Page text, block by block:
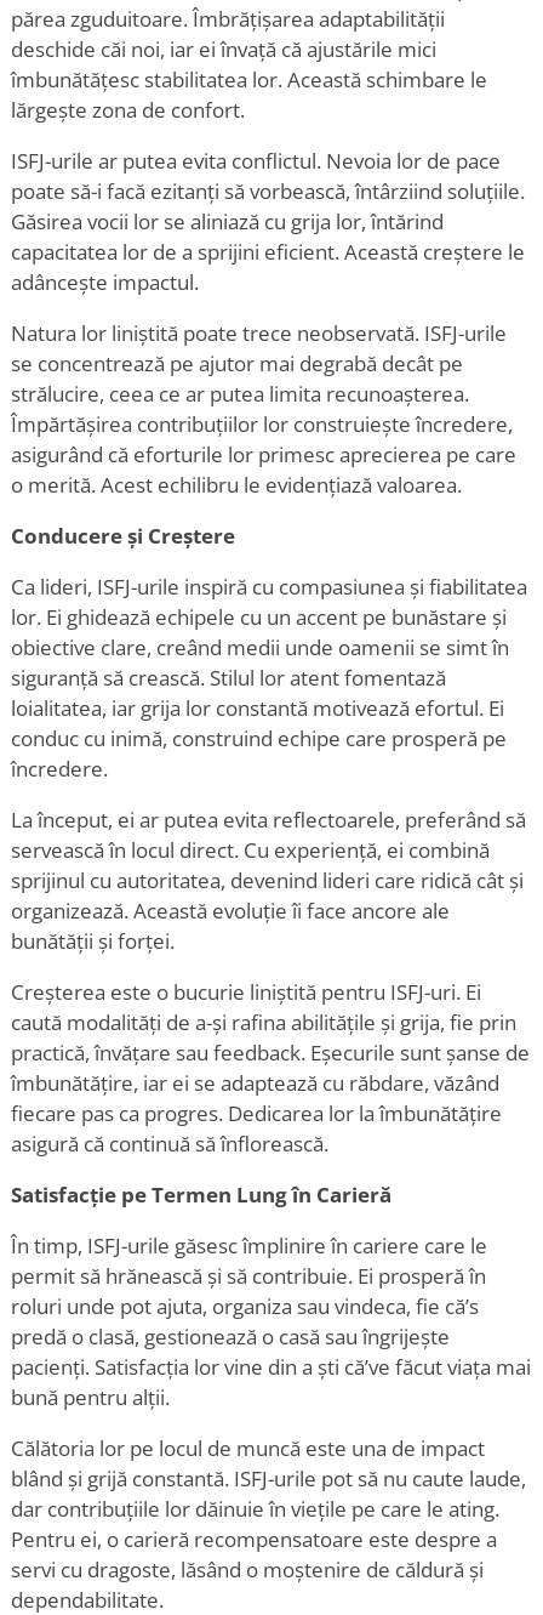
părea zguduitoare. Îmbrățișarea adaptabilității
deschide căi noi, iar ei învață că ajustările mici
îmbunătățesc stabilitatea lor. Această schimbare le
lărgește zona de confort.
ISFJ-urile ar putea evita conflictul. Nevoia lor de pace
poate să-i facă ezitanți să vorbească, întârziind soluțiile.
Găsirea vocii lor se aliniază cu grija lor, întărind
capacitatea lor de a sprijini eficient. Această creștere le
adâncește impactul.
Natura lor liniștită poate trece neobservată. ISFJ-urile
se concentrează pe ajutor mai degrabă decât pe
strălucire, ceea ce ar putea limita recunoașterea.
Împărtășirea contribuțiilor lor construiește încredere,
asigurând că eforturile lor primesc aprecierea pe care
o merită. Acest echilibru le evidențiază valoarea.
Conducere și Creștere
Ca lideri, ISFJ-urile inspiră cu compasiunea și fiabilitatea
lor. Ei ghidează echipele cu un accent pe bunăstare și
obiective clare, creând medii unde oamenii se simt în
siguranță să crească. Stilul lor atent fomentază
loialitatea, iar grija lor constantă motivează efortul. Ei
conduc cu inimă, construind echipe care prosperă pe
încredere.
La început, ei ar putea evita reflectoarele, preferând să
servească în locul direct. Cu experiență, ei combină
sprijinul cu autoritatea, devenind lideri care ridică cât și
organizează. Această evoluție îi face ancore ale
bunătății și forței.
Creșterea este o bucurie liniștită pentru ISFJ-uri. Ei
caută modalități de a-și rafina abilitățile și grija, fie prin
practică, învățare sau feedback. Eșecurile sunt șanse de
îmbunătățire, iar ei se adaptează cu răbdare, văzând
fiecare pas ca progres. Dedicarea lor la îmbunătățire
asigură că continuă să înflorească.
Satisfacție pe Termen Lung în Carieră
În timp, ISFJ-urile găsesc împlinire în cariere care le
permit să hrănească și să contribuie. Ei prosperă în
roluri unde pot ajuta, organiza sau vindeca, fie că’s
predă o clasă, gestionează o casă sau îngrijește
pacienți. Satisfacția lor vine din a ști că’ve făcut viața mai
bună pentru alții.
Călătoria lor pe locul de muncă este una de impact
blând și grijă constantă. ISFJ-urile pot să nu caute laude,
dar contribuțiile lor dăinuie în viețile pe care le ating.
Pentru ei, o carieră recompensatoare este despre a
servi cu dragoste, lăsând o moștenire de căldură și
dependabilitate.